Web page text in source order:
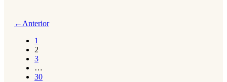
← Anterior
1
2
3
…
30